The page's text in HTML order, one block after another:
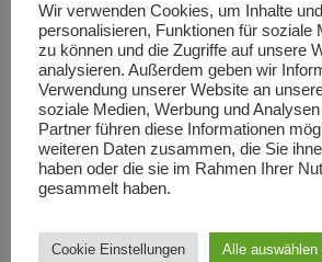
Wir verwenden Cookies, um Inhalte
personalisieren, Funktionen für soziale
zu können und die Zugriffe auf unsere
analysieren. Außerdem geben wir
Verwendung unserer Website an
soziale Medien, Werbung und
Partner führen diese Informationen
weiteren Daten zusammen, die Sie
haben oder die sie im Rahmen Ihrer
gesammelt haben.
Cookie Einstellungen Alle auswählen